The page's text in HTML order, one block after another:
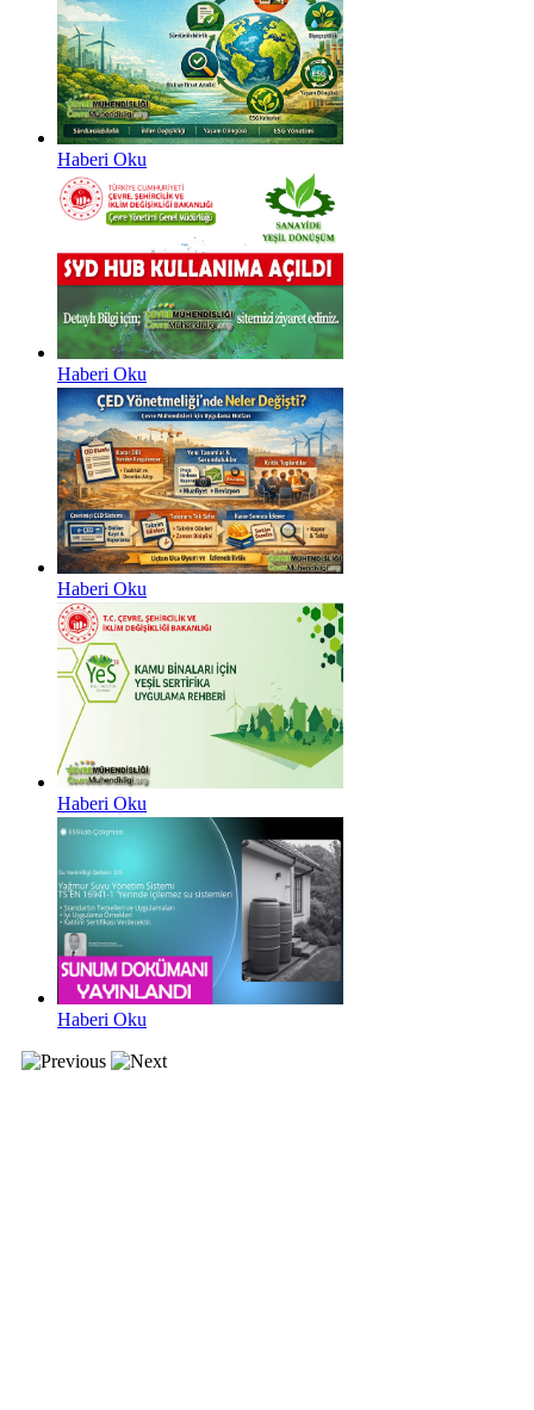
Haberi Oku
Haberi Oku
Haberi Oku
Haberi Oku
Haberi Oku